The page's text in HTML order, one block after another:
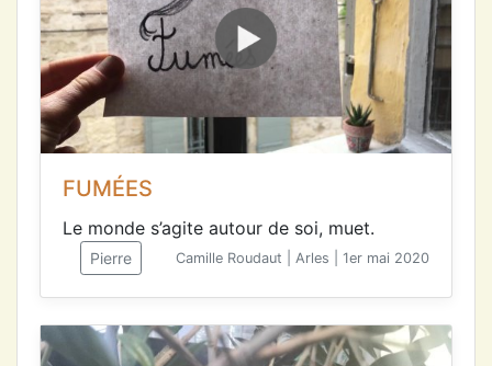
FUMÉES
Le monde s’agite autour de soi, muet.
Pierre Camille Roudaut | Arles | 1er mai 2020